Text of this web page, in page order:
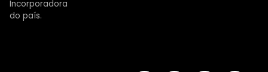
Incorporadora
do país.